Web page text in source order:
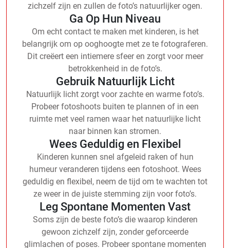
zichzelf zijn en zullen de foto’s natuurlijker ogen.
Ga Op Hun Niveau
Om echt contact te maken met kinderen, is het
belangrijk om op ooghoogte met ze te fotograferen.
Dit creëert een intiemere sfeer en zorgt voor meer
betrokkenheid in de foto’s.
Gebruik Natuurlijk Licht
Natuurlijk licht zorgt voor zachte en warme foto’s.
Probeer fotoshoots buiten te plannen of in een
ruimte met veel ramen waar het natuurlijke licht
naar binnen kan stromen.
Wees Geduldig en Flexibel
Kinderen kunnen snel afgeleid raken of hun
humeur veranderen tijdens een fotoshoot. Wees
geduldig en flexibel, neem de tijd om te wachten tot
ze weer in de juiste stemming zijn voor foto’s.
Leg Spontane Momenten Vast
Soms zijn de beste foto’s die waarop kinderen
gewoon zichzelf zijn, zonder geforceerde
glimlachen of poses. Probeer spontane momenten